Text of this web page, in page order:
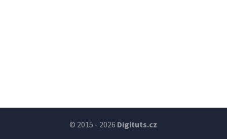
© 2015 - 2026 Digituts.cz